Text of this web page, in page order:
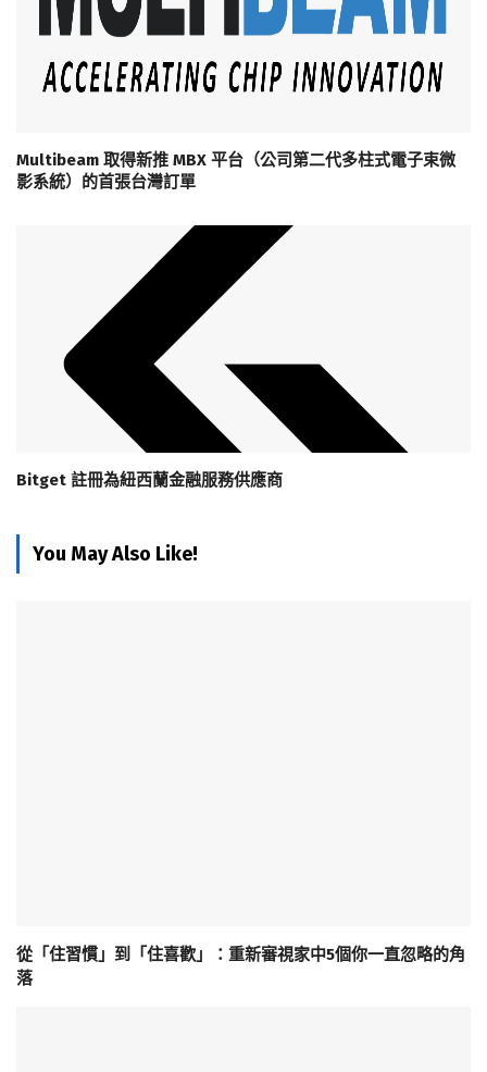
Multibeam 取得新推 MBX 平台（公司第二代多柱式電子束微
影系統）的首張台灣訂單
Bitget 註冊為紐西蘭金融服務供應商
You May Also Like!
從「住習慣」到「住喜歡」：重新審視家中5個你一直忽略的角
落